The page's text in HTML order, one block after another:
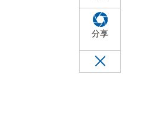
分享